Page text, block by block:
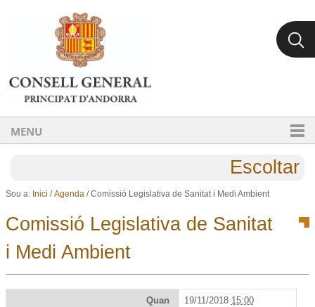
Ves al contingut.
Salta a la navegació
MENU
Escoltar
Sou a: Inici /Agenda /Comissió Legislativa de Sanitat i Medi Ambient
Comissió Legislativa de Sanitat
i Medi Ambient
Quan 19/11/2018 15:00